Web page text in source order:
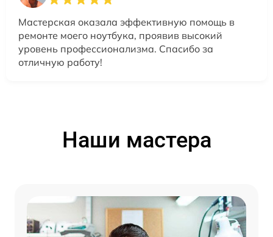
Мастерская оказала эффективную помощь в
ремонте моего ноутбука, проявив высокий
уровень профессионализма. Спасибо за
отличную работу!
Наши мастера